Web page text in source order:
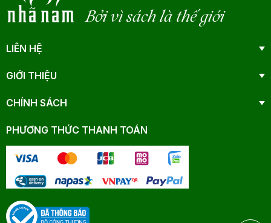
Bởi vì sách là thế giới
LIÊN HỆ
GIỚI THIỆU
CHÍNH SÁCH
PHƯƠNG THỨC THANH TOÁN